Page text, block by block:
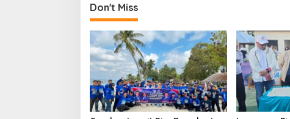
n
a
v
i
g
a
Don't Miss